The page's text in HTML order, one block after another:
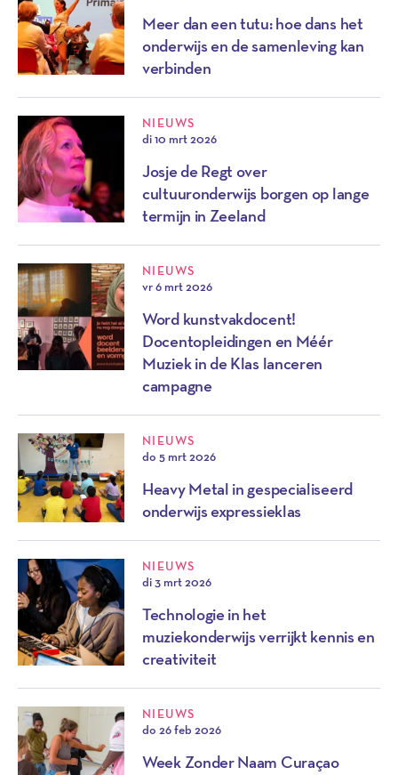
Meer dan een tutu: hoe dans het
onderwijs en de samenleving kan
verbinden
NIEUWS
di 10 mrt 2026
Josje de Regt over
cultuuronderwijs borgen op lange
termijn in Zeeland
NIEUWS
vr 6 mrt 2026
Word kunstvakdocent!
Docentopleidingen en Méér
Muziek in de Klas lanceren
campagne
NIEUWS
do 5 mrt 2026
Heavy Metal in gespecialiseerd
onderwijs expressieklas
NIEUWS
di 3 mrt 2026
Technologie in het
muziekonderwijs verrijkt kennis en
creativiteit
NIEUWS
do 26 feb 2026
Week Zonder Naam Curaçao